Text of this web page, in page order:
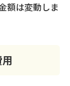
額は変動しま